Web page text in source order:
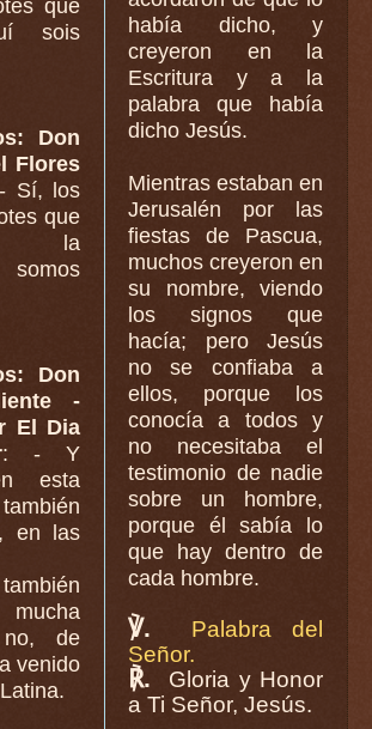
que
sois
Don
Flores
Sí, los
que
la
Don
-
El Dia
: - Y
esta
en las
no, de
venido
había dicho, y
creyeron en la
Escritura y a la
palabra que había
dicho Jesús.
Mientras estaban en
Jerusalén por las
fiestas de Pascua,
muchos creyeron en
su nombre, viendo
los signos que
hacía; pero Jesús
no se confiaba a
ellos, porque los
conocía a todos y
no necesitaba el
testimonio de nadie
sobre un hombre,
porque él sabía lo
que hay dentro de
cada hombre.
℣.
Palabra del
Señor.
℟.
Gloria y Honor
a Ti Señor, Jesús.